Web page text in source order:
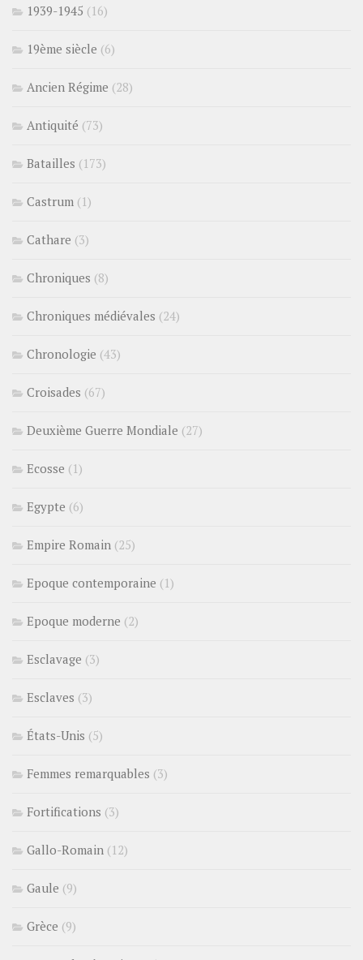
1939-1945 (16)
19ème siècle (6)
Ancien Régime (28)
Antiquité (73)
Batailles (173)
Castrum (1)
Cathare (3)
Chroniques (8)
Chroniques médiévales (24)
Chronologie (43)
Croisades (67)
Deuxième Guerre Mondiale (27)
Ecosse (1)
Egypte (6)
Empire Romain (25)
Epoque contemporaine (1)
Epoque moderne (2)
Esclavage (3)
Esclaves (3)
États-Unis (5)
Femmes remarquables (3)
Fortifications (3)
Gallo-Romain (12)
Gaule (9)
Grèce (9)